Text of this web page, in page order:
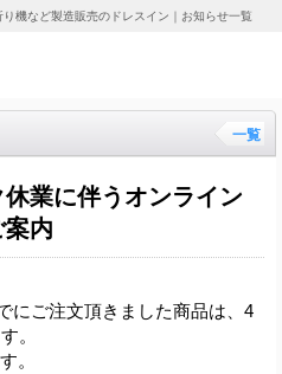
機など製造販売のドレスイン｜お知らせ一覧
一覧
休業に伴うオンライン
案内
にご注文頂きました商品は、4
。
。